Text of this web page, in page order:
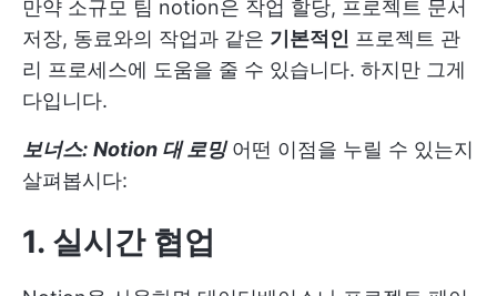
만약 소규모 팀 notion은 작업 할당, 프로젝트 문서
저장, 동료와의 작업과 같은 기본적인 프로젝트 관
리 프로세스에 도움을 줄 수 있습니다. 하지만 그게
다입니다.
보너스: Notion 대 로밍어떤 이점을 누릴 수 있는지
살펴봅시다:
1. 실시간 협업